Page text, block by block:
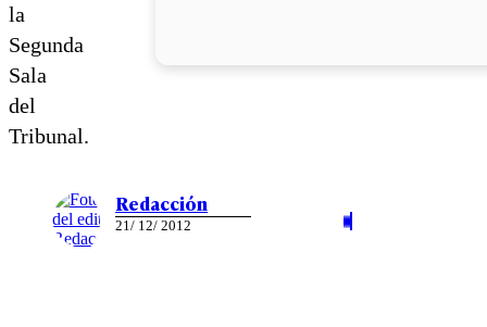
la
Segunda
Sala
del
Tribunal.
Redacción
21/ 12/ 2012